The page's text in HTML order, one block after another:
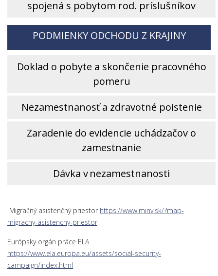
spojená s pobytom rod. príslušníkov
PODMIENKY ODCHODU Z KRAJINY
Doklad o pobyte a skončenie pracovného
pomeru
Nezamestnanosť a zdravotné poistenie
Zaradenie do evidencie uchádzačov o
zamestnanie
Dávka v nezamestnanosti
Migračný asistenčný priestor https://www.minv.sk/?map-
migracny-asistencny-priestor
Európsky orgán práce ELA
https://www.ela.europa.eu/assets/social-security-
campaign/index.html